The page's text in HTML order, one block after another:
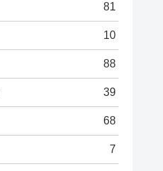
81
10
88
39
68
7